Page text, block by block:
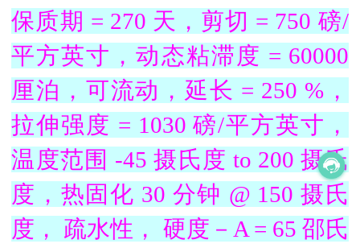
保质期 = 270 天，剪切 = 750 磅/
平方英寸，动态粘滞度 = 60000
厘泊，可流动，延长 = 250 %，
拉伸强度 = 1030 磅/平方英寸，
温度范围 -45 摄氏度 to 200 摄氏
度，热固化 30 分钟 @ 150 摄氏
度， 疏水性， 硬度－A = 65 邵氏